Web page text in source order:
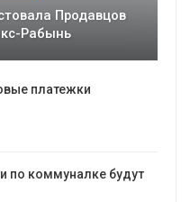
Продавцов
Рабынь
платежки
по коммуналке будут